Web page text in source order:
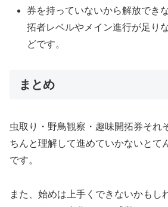
券を持っていないから解放でき
拓者レベルやメイン進行が足り
どです。
まとめ
虫取り・野鳥観察・趣味開拓券それ
ちんと理解して進めていかないとて
です。
また、始めは上手くできないかもし